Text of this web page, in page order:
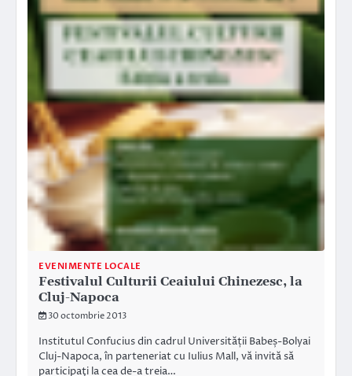
EVENIMENTE LOCALE
Festivalul Culturii Ceaiului Chinezesc, la
Cluj-Napoca
30 octombrie 2013
Institutul Confucius din cadrul Universității Babeș-Bolyai
Cluj-Napoca, în parteneriat cu Iulius Mall, vă invită să
participaţi la cea de-a treia…